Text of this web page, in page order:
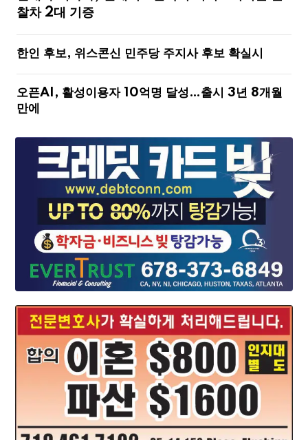
찰차 2대 기증
한인 후보, 위스콘신 민주당 주지사 후보 확실시
오픈AI, 활성이용자 10억명 달성…출시 3년 8개월
만에